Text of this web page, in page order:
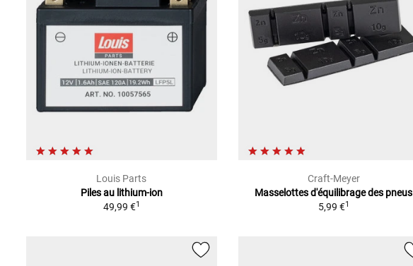
Louis Parts
Piles au lithium-ion
49,99 €1
Craft-Meyer
Masselottes d'équilibrage des pneus
5,99 €1